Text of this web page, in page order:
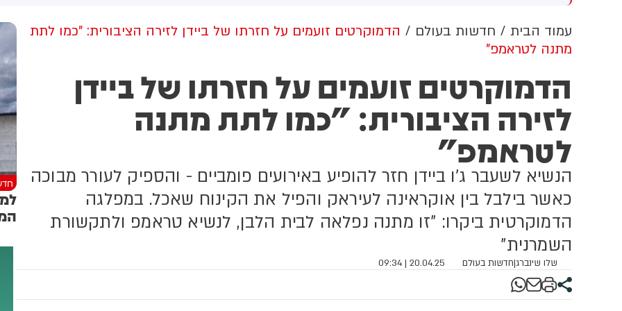
מניתוח חדש של
CyberWell, ארגון המנטר
ברשת. הדו"ח מצא כי
אנגלית וספרדית,
שיהודים הם שהציתו
את השריפות בצרפת,
ונורבגיה בטרה להרוויח
או כלכלית מהמצב.
הבוקר בשכונת בקעה בירושלים
עמוד הבית חדשות בעולם
הדמוקרטים זועמים על חזרתו של ביידן לזירה הציבורית: "כמו לתת
מתנה לטראמפ"
הדמוקרטים זועמים על חזרתו של ביידן
לזירה הציבורית: "כמו לתת מתנה
לטראמפ"
הנשיא לשעבר ג'ו ביידן חזר להופיע באירועים פומביים - והספיק לעורר מבוכה
כאשר בילבל בין אוקראינה לעיראק והפיל את הקינוח שאכל. במפלגה
הדמוקרטית ביקרו: "זו מתנה נפלאה לבית הלבן, לנשיא טראמפ ולתקשורת
השמרנית"
שלו שינברג|חדשות בעולם 20.04.25 | 09:34